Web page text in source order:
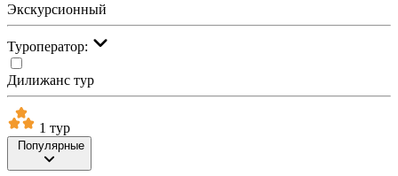
Экскурсионный
Туроператор:
Дилижанс тур
1 тур
Популярные